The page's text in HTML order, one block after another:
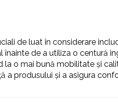
de luat în considerare
de a utiliza o centură
o mai bună mobilitate și
a produsului și a asigura